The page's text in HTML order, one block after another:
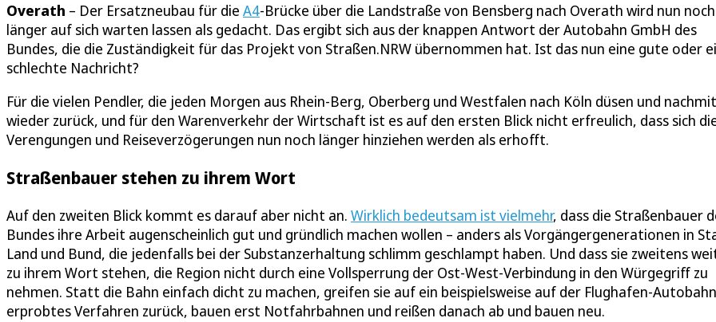
Overath – Der Ersatzneubau für die A4-Brücke über die Landstraße von Bensberg nach Overath wird nun noch
länger auf sich warten lassen als gedacht. Das ergibt sich aus der knappen Antwort der Autobahn GmbH des
Bundes, die die Zuständigkeit für das Projekt von Straßen.NRW übernommen hat. Ist das nun eine gute oder
schlechte Nachricht?
Für die vielen Pendler, die jeden Morgen aus Rhein-Berg, Oberberg und Westfalen nach Köln düsen und
wieder zurück, und für den Warenverkehr der Wirtschaft ist es auf den ersten Blick nicht erfreulich, dass sich
Verengungen und Reiseverzögerungen nun noch länger hinziehen werden als erhofft.
Straßenbauer stehen zu ihrem Wort
Auf den zweiten Blick kommt es darauf aber nicht an. Wirklich bedeutsam ist vielmehr, dass die Straßenbauer
Bundes ihre Arbeit augenscheinlich gut und gründlich machen wollen – anders als Vorgängergenerationen in
Land und Bund, die jedenfalls bei der Substanzerhaltung schlimm geschlampt haben. Und dass sie zweitens
zu ihrem Wort stehen, die Region nicht durch eine Vollsperrung der Ost-West-Verbindung in den Würgegriff zu
nehmen. Statt die Bahn einfach dicht zu machen, greifen sie auf ein beispielsweise auf der Flughafen-Autobahn
erprobtes Verfahren zurück, bauen erst Notfahrbahnen und reißen danach ab und bauen neu.